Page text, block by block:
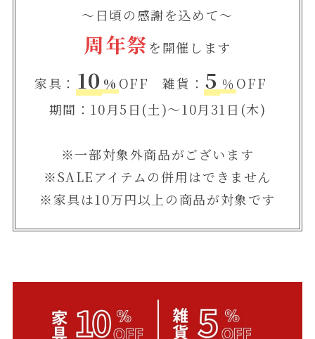
～日頃の感謝を込めて～
周年祭を開催します
家具： 10 % OFF 雑貨： 5 ％ OFF
期間：10月5日(土)～10月31日(木)
※一部対象外商品がございます
※SALEアイテムの併用はできません
※家具は10万円以上の商品が対象です